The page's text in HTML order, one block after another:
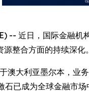
-- 近日，国际金融
整合方面的持续深化。
大利亚墨尔本，业
已成为全球金融市场